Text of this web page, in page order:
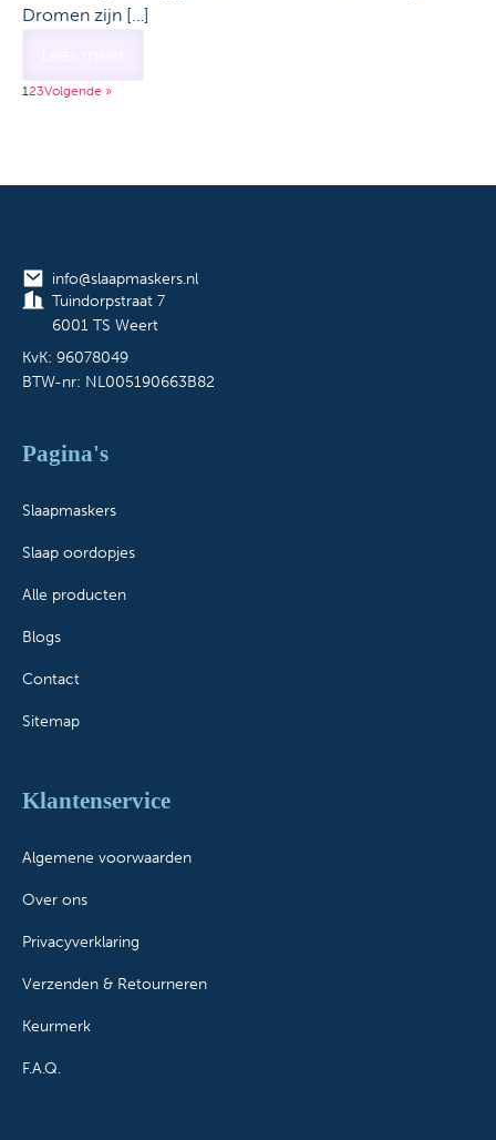
Dromen zijn […]
123Volgende »
info@slaapmaskers.nl
Tuindorpstraat 7
6001 TS Weert
KvK: 96078049
BTW-nr: NL005190663B82
Pagina's
Slaapmaskers
Slaap oordopjes
Alle producten
Blogs
Contact
Sitemap
Klantenservice
Algemene voorwaarden
Over ons
Privacyverklaring
Verzenden & Retourneren
Keurmerk
F.A.Q.